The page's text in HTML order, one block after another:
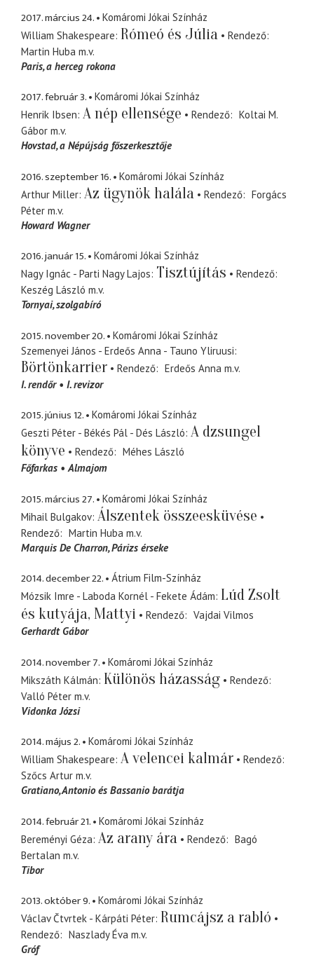
2017. március 24.
Komáromi Jókai Színház
William Shakespeare Rómeó és Júlia
Rendező
Martin Huba m.v.
Paris a herceg rokona
2017. február 3.
Komáromi Jókai Színház
Henrik Ibsen A nép ellensége Rendező
Koltai M.
Gábor m.v.
Hovstad a Népújság főszerkesztője
2016. szeptember 16.
Komáromi Jókai Színház
Arthur Miller Az ügynök halála Rendező
Forgács
Péter m.v.
Howard Wagner
2016. január 15.
Komáromi Jókai Színház
Nagy Ignác - Parti Nagy Lajos Tisztújítás
Rendező
Keszég László m.v.
Tornyai szolgabíró
2015. november 20.
Komáromi Jókai Színház
Szemenyei János - Erdeős Anna - Tauno Yliruusi
Börtönkarrier Rendező Erdeős Anna m.v.
I. rendőr
I. revizor
2015. június 12.
Komáromi Jókai Színház
Geszti Péter - Békés Pál - Dés László A dzsungel
könyve
Rendező
Méhes László
Főfarkas
Almajom
2015. március 27.
Komáromi Jókai Színház
Mihail Bulgakov Álszentek összeesküvése
Rendező Martin Huba m.v.
Marquis De Charron Párizs érseke
2014. december 22.
Átrium Film-Színház
Mózsik Imre - Laboda Kornél - Fekete Ádám Lúd Zsolt
és kutyája, Mattyi
Rendező
Vajdai Vilmos
Gerhardt Gábor
2014. november 7.
Komáromi Jókai Színház
Mikszáth Kálmán Különös házasság
Rendező
Valló Péter m.v.
Vidonka Józsi
2014. május 2.
Komáromi Jókai Színház
William Shakespeare A velencei kalmár
Rendező
Szőcs Artur m.v.
Gratiano Antonio és Bassanio barátja
2014. február 21.
Komáromi Jókai Színház
Bereményi Géza Az arany ára Rendező
Bagó
Bertalan m.v.
Tibor
2013. október 9.
Komáromi Jókai Színház
Václav Čtvrtek - Kárpáti Péter Rumcájsz a rabló
Rendező Naszlady Éva m.v.
Gróf